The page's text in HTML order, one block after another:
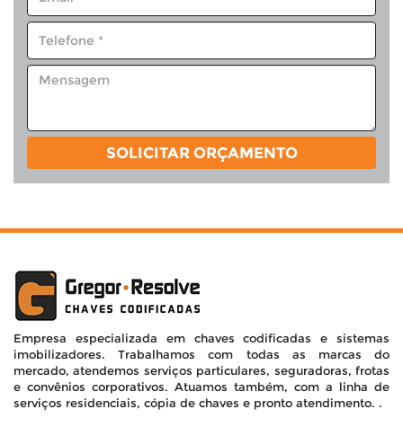
SOLICITAR ORÇAMENTO
Empresa especializada em chaves codificadas e sistemas
imobilizadores. Trabalhamos com todas as marcas do
mercado, atendemos serviços particulares, seguradoras, frotas
e convênios corporativos. Atuamos também, com a linha de
serviços residenciais, cópia de chaves e pronto atendimento. .